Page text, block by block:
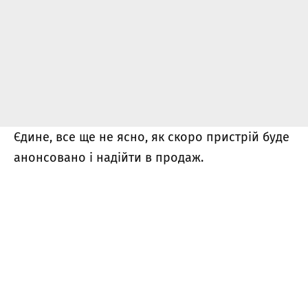
Єдине, все ще не ясно, як скоро пристрій буде
анонсовано і надійти в продаж.